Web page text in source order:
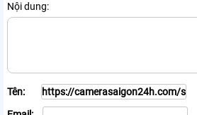
Nội dung:
Tên: